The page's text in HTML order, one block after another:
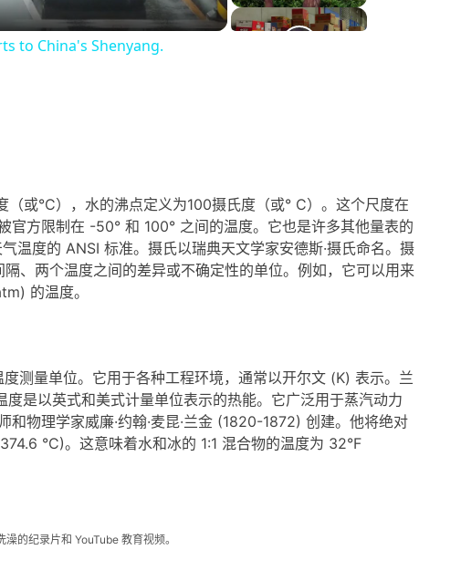
to China's Shenyang.
或°C），水的沸点定义为100摄氏度（或° C）。这个尺度在
方限制在 -50° 和 100° 之间的温度。它也是许多其他量表的
温度的 ANSI 标准。摄氏以瑞典天文学家安德斯·摄氏命名。摄
、两个温度之间的差异或不确定性的单位。例如，它可以用来
的温度。
测量单位。它用于各种工程环境，通常以开尔文 (K) 表示。兰
度是以英式和美式计量单位表示的热能。它广泛用于蒸汽动力
物理学家威廉·约翰·麦昆·兰金 (1820-1872) 创建。他将绝对
°C)。这意味着水和冰的 1:1 混合物的温度为 32°F
的纪录片和 YouTube 教育视频。